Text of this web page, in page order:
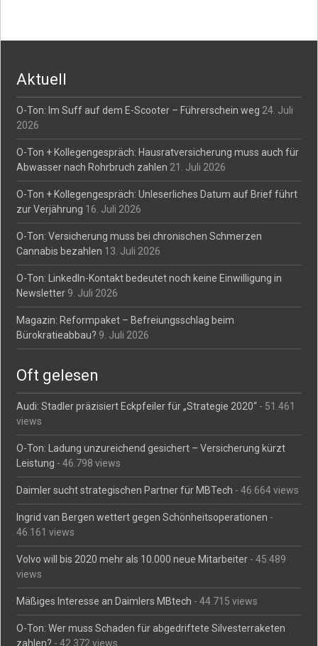
Aktuell
O-Ton: Im Suff auf dem E-Scooter – Führerschein weg 24. Juli
2026
O-Ton + Kollegengespräch: Hausratversicherung muss auch für
Abwasser nach Rohrbruch zahlen 21. Juli 2026
O-Ton + Kollegengespräch: Unleserliches Datum auf Brief führt
zur Verjährung 16. Juli 2026
O-Ton: Versicherung muss bei chronischen Schmerzen
Cannabis bezahlen 13. Juli 2026
O-Ton: LinkedIn-Kontakt bedeutet noch keine Einwilligung in
Newsletter 9. Juli 2026
Magazin: Reformpaket – Befreiungsschlag beim
Bürokratieabbau? 9. Juli 2026
Oft gelesen
Audi: Stadler präzisiert Eckpfeiler für „Strategie 2020“ - 51.461
views
O-Ton: Ladung unzureichend gesichert – Versicherung kürzt
Leistung - 46.798 views
Daimler sucht strategischen Partner für MBTech - 46.664 views
Ingrid van Bergen wettert gegen Schönheitsoperationen -
46.161 views
Volvo will bis 2020 mehr als 10.000 neue Mitarbeiter - 45.489
views
Mäßiges Interesse an Daimlers MBtech - 44.715 views
O-Ton: Wer muss Schaden für abgedriftete Silvesterraketen
zahlen? - 42.372 views